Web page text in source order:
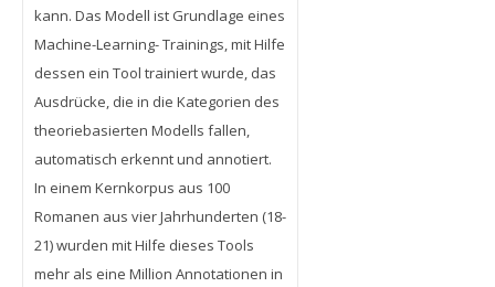
kann. Das Modell ist Grundlage eines
Machine-Learning- Trainings, mit Hilfe
dessen ein Tool trainiert wurde, das
Ausdrücke, die in die Kategorien des
theoriebasierten Modells fallen,
automatisch erkennt und annotiert.
In einem Kernkorpus aus 100
Romanen aus vier Jahrhunderten (18-
21) wurden mit Hilfe dieses Tools
mehr als eine Million Annotationen in